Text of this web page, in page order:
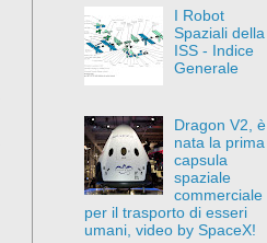
I Robot
Spaziali della
ISS - Indice
Generale
Dragon V2, è
nata la prima
capsula
spaziale
commerciale
per il trasporto di esseri
umani, video by SpaceX!